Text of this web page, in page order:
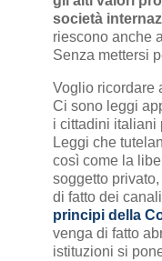
società
riescono anche
Senza mettersi
Voglio ricordare
Ci sono leggi
i cittadini italiani
Leggi che
così come la
soggetto
di fatto dei
principi della
venga di fatto
istituzioni si